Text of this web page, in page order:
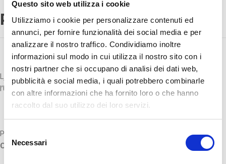
Questo sito web utilizza i cookie
Utilizziamo i cookie per personalizzare contenuti ed
annunci, per fornire funzionalità dei social media e per
analizzare il nostro traffico. Condividiamo inoltre
informazioni sul modo in cui utilizza il nostro sito con i
nostri partner che si occupano di analisi dei dati web,
pubblicità e social media, i quali potrebbero combinarle
con altre informazioni che ha fornito loro o che hanno
raccolto dal suo utilizzo dei loro servizi.
S
e
Necessari
Prof.ssa Ljubica Leone
Ljubica Leone è professore a contratto di Lingua Inglese presso
l’Università degli Studi di Salerno
Per la SSML Internazionale è
docente di Inglese 1 (L-LIN/12 – 9
CFU)